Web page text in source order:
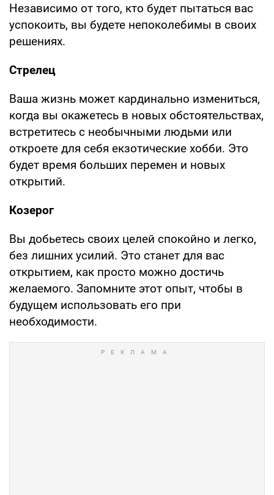
Независимо от того, кто будет пытаться вас
успокоить, вы будете непоколебимы в своих
решениях.
Стрелец
Ваша жизнь может кардинально измениться,
когда вы окажетесь в новых обстоятельствах,
встретитесь с необычными людьми или
откроете для себя екзотические хобби. Это
будет время больших перемен и новых
открытий.
Козерог
Вы добьетесь своих целей спокойно и легко,
без лишних усилий. Это станет для вас
открытием, как просто можно достичь
желаемого. Запомните этот опыт, чтобы в
будущем использовать его при
необходимости.